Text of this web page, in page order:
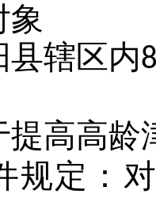
象
县辖区内
提高高龄
规定：